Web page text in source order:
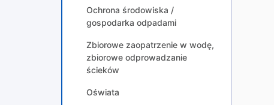
Ochrona środowiska /
gospodarka odpadami
Zbiorowe zaopatrzenie w wodę,
zbiorowe odprowadzanie
ścieków
Oświata